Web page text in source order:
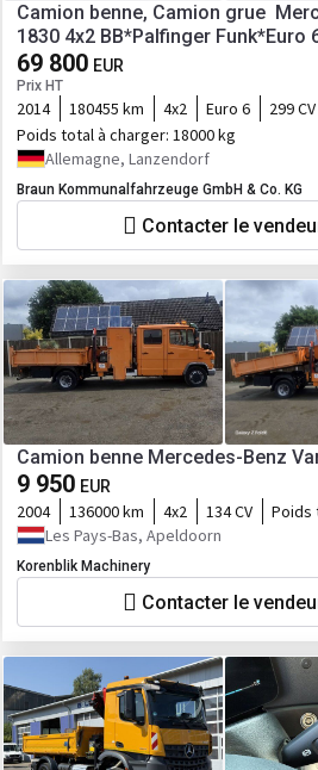
Camion benne, Camion grue
1830 4x2 BB*Palfinger Funk*Euro
69 800 EUR
Prix HT
2014 180455 km 4x2 Euro 6
299 CV
Poids total à charger: 18000 kg
Allemagne, Lanzendorf
Braun Kommunalfahrzeuge GmbH & Co. KG
Contacter le
Camion benne Mercedes-Benz
9 950 EUR
2004 136000 km 4x2 134 CV Poids
Les Pays-Bas, Apeldoorn
Korenblik Machinery
Contacter le